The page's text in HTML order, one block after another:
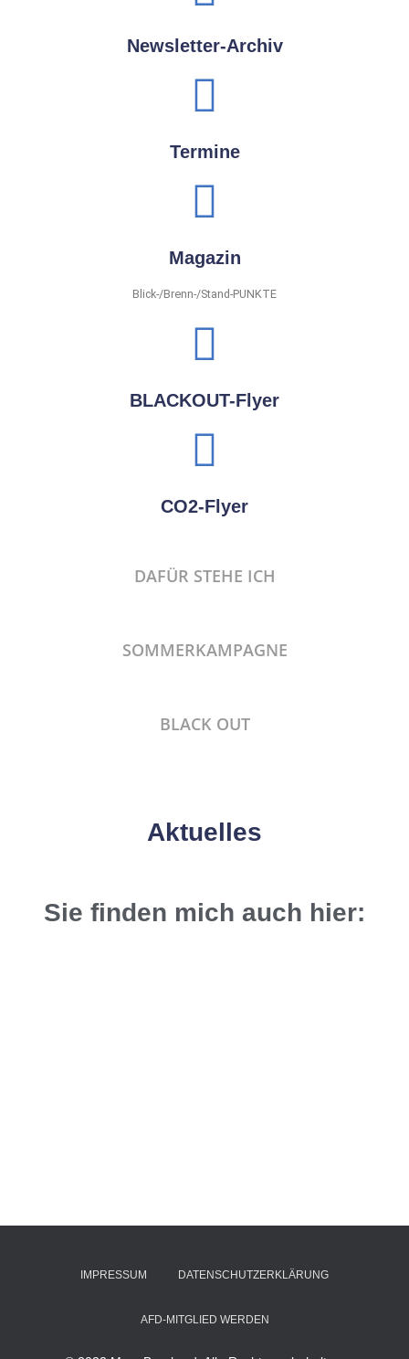
Newsletter-Archiv
Termine
Magazin
Blick-/Brenn-/Stand-PUNKTE
BLACKOUT-Flyer
CO2-Flyer
DAFÜR STEHE ICH
SOMMERKAMPAGNE
BLACK OUT
Aktuelles
Sie finden mich auch hier:
IMPRESSUM DATENSCHUTZERKLÄRUNG
AFD-MITGLIED WERDEN